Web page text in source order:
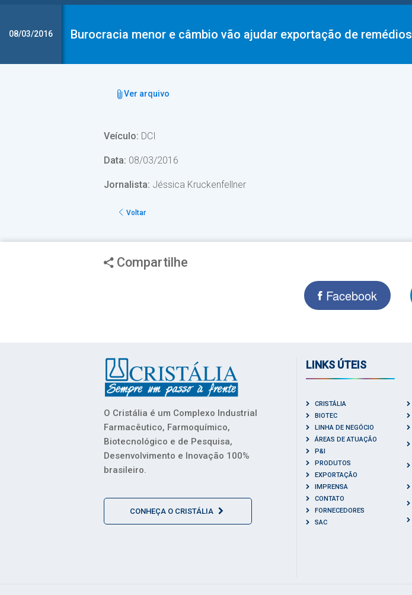
08/03/2016 Burocracia menor e câmbio vão ajudar exportação de remédios
Ver arquivo
Veículo: DCI
Data: 08/03/2016
Jornalista: Jéssica Kruckenfellner
Voltar
Compartilhe
Facebook
O Cristália é um Complexo Industrial
Farmacêutico, Farmoquímico,
Biotecnológico e de Pesquisa,
Desenvolvimento e Inovação 100%
brasileiro.
CONHEÇA O CRISTÁLIA
LINKS ÚTEIS
CRISTÁLIA
BIOTEC
LINHA DE NEGÓCIO
ÁREAS DE ATUAÇÃO
P&I
PRODUTOS
EXPORTAÇÃO
IMPRENSA
CONTATO
FORNECEDORES
SAC